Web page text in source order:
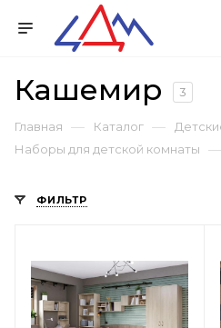
Кашемир 3
Главная — Каталог —
Наборы для детской комнаты —
ФИЛЬТР